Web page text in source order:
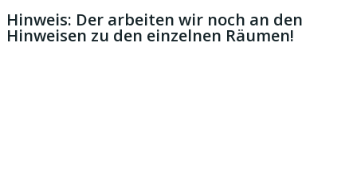
Hinweis: Der arbeiten wir noch an den
Hinweisen zu den einzelnen Räumen!